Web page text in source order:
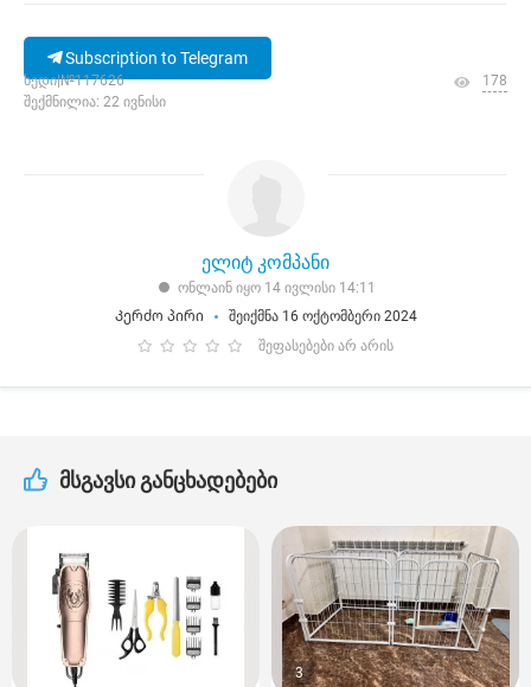
Subscription to Telegram
ხედი|№117626
შექმნილია: 22 ივნისი
178
ელიტ კომპანი
ონლაინ იყო 14 ივლისი 14:11
Კერძო პირი
შეიქმნა 16 ოქტომბერი 2024
შეფასებები არ არის
მსგავსი განცხადებები
3